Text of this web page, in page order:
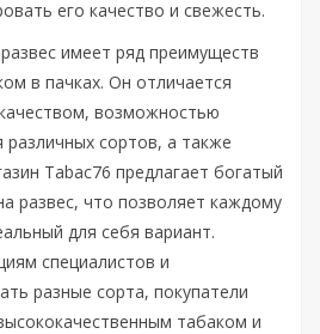
его качество и свежесть.
имеет ряд преимуществ
в пачках. Он отличается
возможностью
сортов, а также
Tabac76 предлагает богатый
развес, что позволяет каждому
для себя вариант.
специалистов и
разные сорта, покупатели
табаком и